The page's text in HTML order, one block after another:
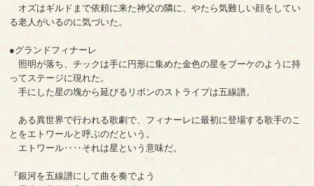
オズはギルドまで依頼に来た神父の隣に、やたら気難しい顔をしてい
る老人がいるのに気づいた。
●グランドフィナーレ
照明が落ち、チックは手に円形に集めた金色の星をブーケのように持
ってステージに現れた。
手にした星の塊から延びるリボンのストライプは五線譜。
ある異世界で行われる歌劇で、フィナーレに最初に登場する歌手のこ
とをエトワールと呼ぶのだという。
エトワール‥‥それは星という意味だ。
『銀河を五線譜にして曲を奏でよう